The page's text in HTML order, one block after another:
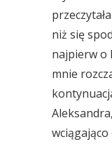
niż się
najpierw o
mnie
wciągająco